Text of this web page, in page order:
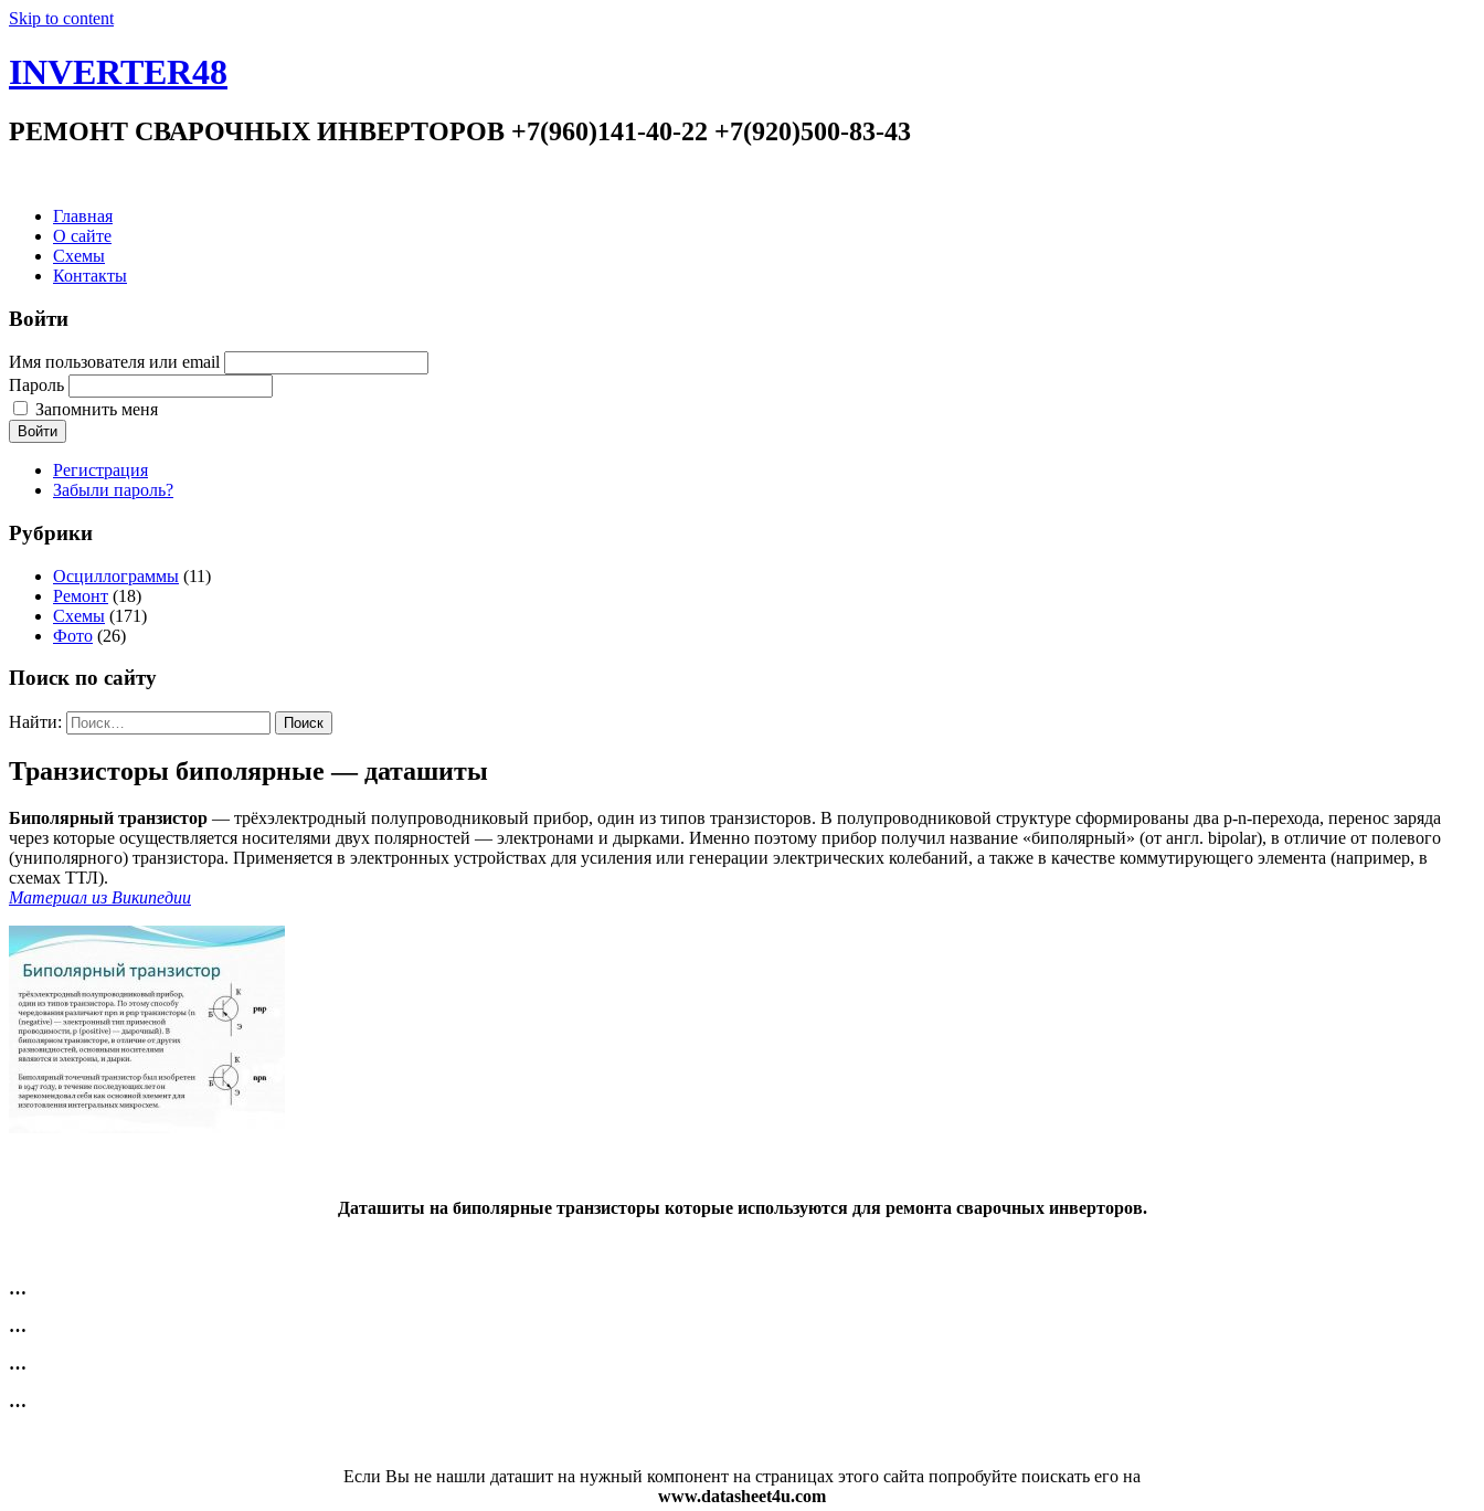
Skip to content
INVERTER48
РЕМОНТ СВАРОЧНЫХ ИНВЕРТОРОВ +7(960)141-40-22 +7(920)500-83-43
Главная
О сайте
Схемы
Контакты
Войти
Имя пользователя или email
Пароль
Запомнить меня
Войти
Регистрация
Забыли пароль?
Рубрики
Осциллограммы (11)
Ремонт (18)
Схемы (171)
Фото (26)
Поиск по сайту
Найти:
Транзисторы биполярные — даташиты
Биполярный транзистор — трёхэлектродный полупроводниковый прибор, один из типов транзисторов. В полупроводниковой структуре сформированы два p-n-перехода, перенос заряда
через которые осуществляется носителями двух полярностей — электронами и дырками. Именно поэтому прибор получил название «биполярный» (от англ. bipolar), в отличие от полевого
(униполярного) транзистора. Применяется в электронных устройствах для усиления или генерации электрических колебаний, а также в качестве коммутирующего элемента (например, в
схемах ТТЛ).
Материал из Википедии
Даташиты на биполярные транзисторы которые используются для ремонта сварочных инверторов.
…
…
…
…
Если Вы не нашли даташит на нужный компонент на страницах этого сайта попробуйте поискать его на
www.datasheet4u.com